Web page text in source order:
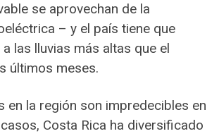
se aprovechan de la
– y el país tiene que
las lluvias más altas que el
últimos meses.
en la región son impredecibles en
Costa Rica ha diversificado